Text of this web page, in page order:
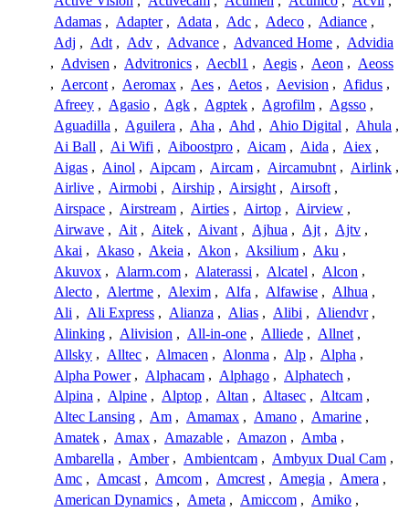
Adamas , Adapter , Adata , Adc , Adeco , Adiance ,
Adj , Adt , Adv , Advance , Advanced Home , Advidia
, Advisen , Advitronics , Aecbl1 , Aegis , Aeon , Aeoss
, Aercont , Aeromax , Aes , Aetos , Aevision , Afidus ,
Afreey , Agasio , Agk , Agptek , Agrofilm , Agsso ,
Aguadilla , Aguilera , Aha , Ahd , Ahio Digital , Ahula ,
Ai Ball , Ai Wifi , Aiboostpro , Aicam , Aida , Aiex ,
Aigas , Ainol , Aipcam , Aircam , Aircamubnt , Airlink ,
Airlive , Airmobi , Airship , Airsight , Airsoft ,
Airspace , Airstream , Airties , Airtop , Airview ,
Airwave , Ait , Aitek , Aivant , Ajhua , Ajt , Ajtv ,
Akai , Akaso , Akeia , Akon , Aksilium , Aku ,
Akuvox , Alarm.com , Alaterassi , Alcatel , Alcon ,
Alecto , Alertme , Alexim , Alfa , Alfawise , Alhua ,
Ali , Ali Express , Alianza , Alias , Alibi , Aliendvr ,
Alinking , Alivision , All-in-one , Alliede , Allnet ,
Allsky , Alltec , Almacen , Alonma , Alp , Alpha ,
Alpha Power , Alphacam , Alphago , Alphatech ,
Alpina , Alpine , Alptop , Altan , Altasec , Altcam ,
Altec Lansing , Am , Amamax , Amano , Amarine ,
Amatek , Amax , Amazable , Amazon , Amba ,
Ambarella , Amber , Ambientcam , Ambyux Dual Cam ,
Amc , Amcast , Amcom , Amcrest , Amegia , Amera ,
American Dynamics , Ameta , Amiccom , Amiko ,